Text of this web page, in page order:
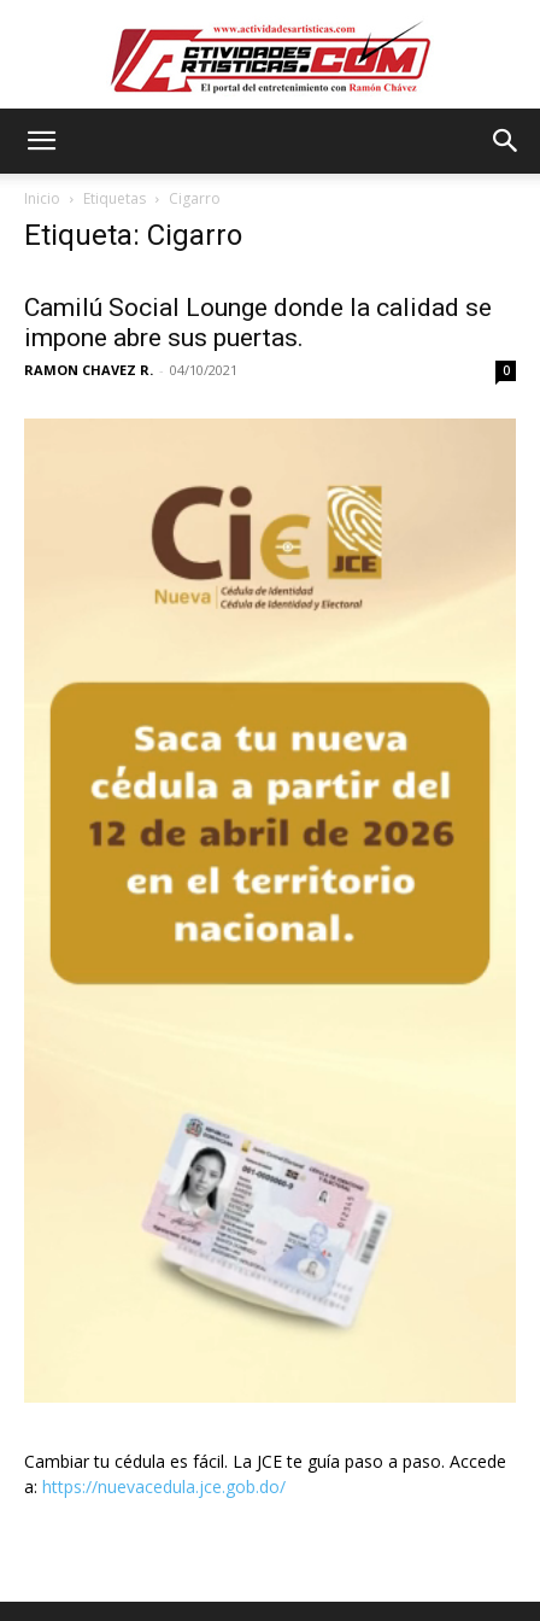
Inicio Etiquetas Cigarro
Etiqueta: Cigarro
Camilú Social Lounge donde la calidad se
impone abre sus puertas.
RAMON CHAVEZ R. - 04/10/2021 0
Cambiar tu cédula es fácil. La JCE te guía paso a paso. Accede
a: https://nuevacedula.jce.gob.do/